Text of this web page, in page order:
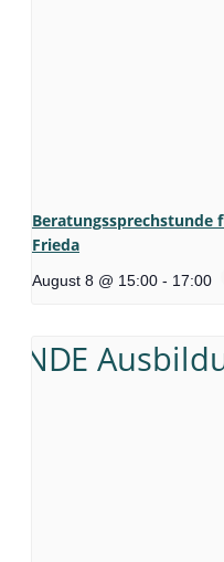
Beratungssprechstunde
Frieda
August 8 @ 15:00 - 17:00